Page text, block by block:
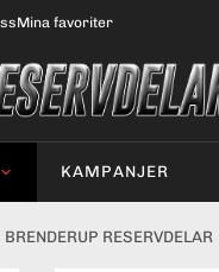
Mina favoriter
KAMPANJER
BRENDERUP RESERVDELAR